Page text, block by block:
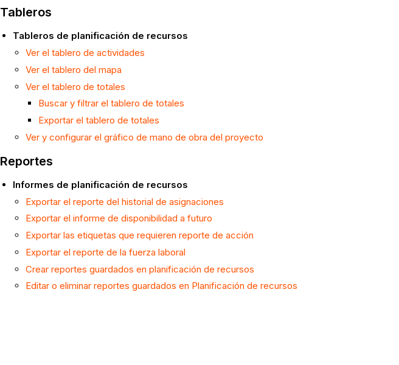
Tableros
Tableros de planificación de recursos
Ver el tablero de actividades
Ver el tablero del mapa
Ver el tablero de totales
Buscar y filtrar el tablero de totales
Exportar el tablero de totales
Ver y configurar el gráfico de mano de obra del proyecto
Reportes
Informes de planificación de recursos
Exportar el reporte del historial de asignaciones
Exportar el informe de disponibilidad a futuro
Exportar las etiquetas que requieren reporte de acción
Exportar el reporte de la fuerza laboral
Crear reportes guardados en planificación de recursos
Editar o eliminar reportes guardados en Planificación de recursos